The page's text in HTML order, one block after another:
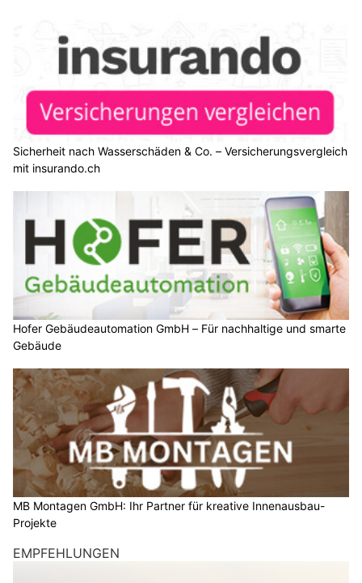
Sicherheit nach Wasserschäden & Co. – Versicherungsvergleich
mit insurando.ch
Hofer Gebäudeautomation GmbH – Für nachhaltige und smarte
Gebäude
MB Montagen GmbH: Ihr Partner für kreative Innenausbau-
Projekte
EMPFEHLUNGEN